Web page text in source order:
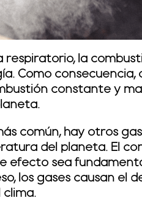
la
Como consecuencia,
constante y
común, hay otros
del planeta. El
efecto sea
los gases causan el